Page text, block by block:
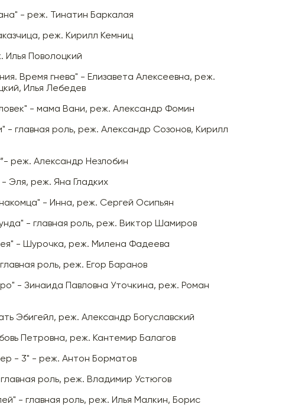
- реж. Тинатин Баркалая
реж. Кирилл Кемниц
Илья Поволоцкий
Время гнева" - Елизавета Алексеевна, реж.
Илья Лебедев
- мама Вани, реж. Александр Фомин
- главная роль, реж. Александр Созонов, Кирилл
реж. Александр Незлобин
- Эля, реж. Яна Гладких
- Инна, реж. Сергей Осипьян
- главная роль, реж. Виктор Шамиров
- Шурочка, реж. Милена Фадеева
роль, реж. Егор Баранов
- Зинаида Павловна Уточкина, реж. Роман
Эбигейл, реж. Александр Богуславский
Петровна, реж. Кантемир Балагов
- 3" - реж. Антон Борматов
роль, реж. Владимир Устюгов
- главная роль, реж. Илья Малкин, Борис